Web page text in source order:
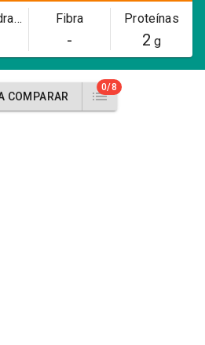
Carbohidratos Fibra
-
Proteínas
2 g
COMPARAR
0/8